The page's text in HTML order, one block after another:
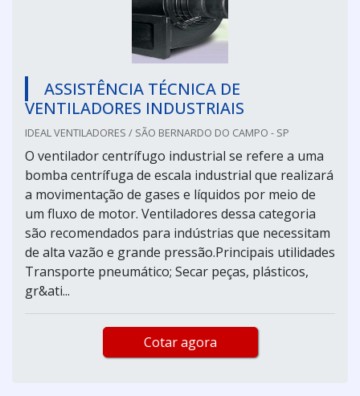
ASSISTÊNCIA TÉCNICA DE
VENTILADORES INDUSTRIAIS
IDEAL VENTILADORES / SÃO BERNARDO DO CAMPO - SP
O ventilador centrífugo industrial se refere a uma
bomba centrífuga de escala industrial que realizará
a movimentação de gases e líquidos por meio de
um fluxo de motor. Ventiladores dessa categoria
são recomendados para indústrias que necessitam
de alta vazão e grande pressão.Principais utilidades
Transporte pneumático; Secar peças, plásticos,
gr&ati...
Cotar agora